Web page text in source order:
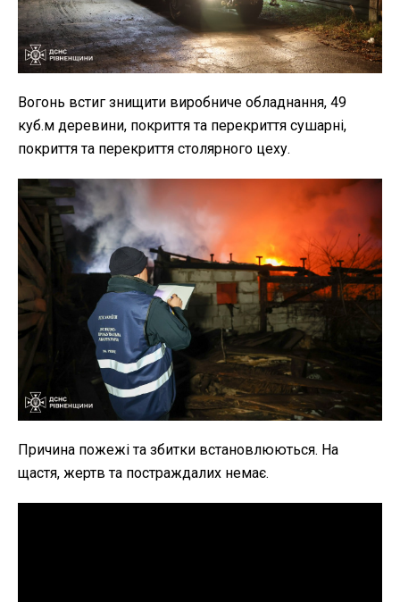
Вогонь встиг знищити виробниче обладнання, 49
куб.м деревини, покриття та перекриття сушарні,
покриття та перекриття столярного цеху.
Причина пожежі та збитки встановлюються. На
щастя, жертв та постраждалих немає.